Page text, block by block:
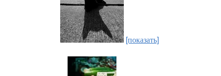
[показать]